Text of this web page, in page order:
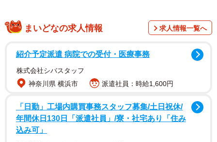
フェア対象の人気アイテムを一部紹介
「ベロアリボンレース 盛りもっと ブラジャー&ショーツ」
（フェア限定価格 5060円→3036円）は、繊細なアイラッシ
ュレースが夏らしい抜け感を演出する、爽やかなサックス×
まいどなの求人情報 求人情報一覧へ
紹介予定派遣 病院での受付・医療事務
株式会社シバスタッフ
神奈川県 横浜市
派遣社員：時給1,600円
「日勤」工場内購買事務スタッフ募集/土日祝休/
年間休日130日「派遣社員」/寮・社宅あり「住み
込み可」